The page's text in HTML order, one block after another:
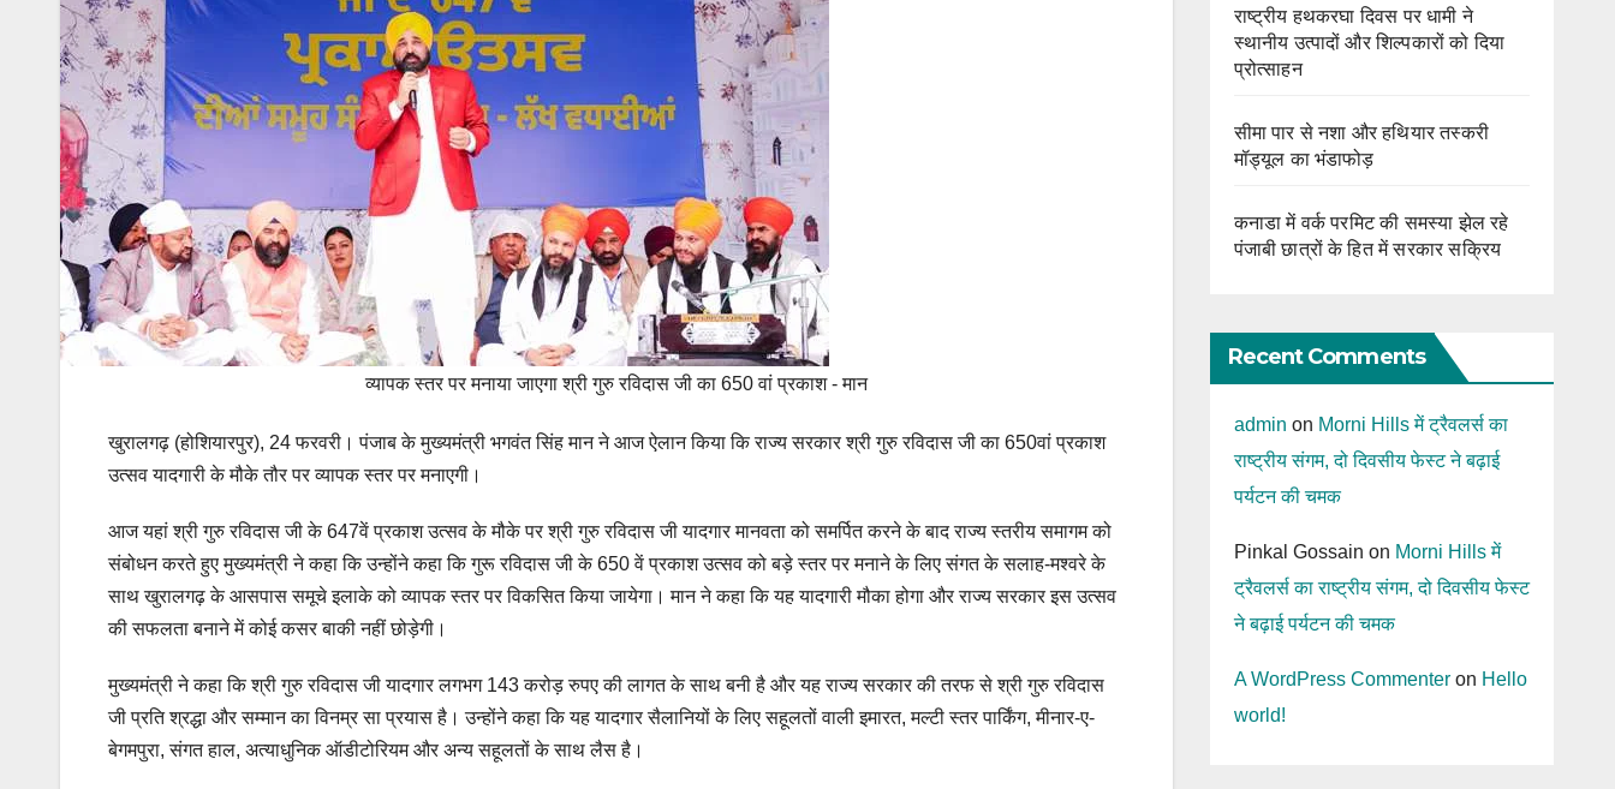
व्यापक स्तर पर मनाया जाएगा श्री गुरु रविदास जी का 650 वां प्रकाश - मान
खुरालगढ़ (होशियारपुर), 24 फरवरी। पंजाब के मुख्यमंत्री भगवंत सिंह मान ने आज ऐलान किया कि राज्य सरकार श्री गुरु रविदास जी का 650वां प्रकाश
उत्सव यादगारी के मौके तौर पर व्यापक स्तर पर मनाएगी।
आज यहां श्री गुरु रविदास जी के 647वें प्रकाश उत्सव के मौके पर श्री गुरु रविदास जी यादगार मानवता को समर्पित करने के बाद राज्य स्तरीय समागम को
संबोधन करते हुए मुख्यमंत्री ने कहा कि उन्होंने कहा कि गुरू रविदास जी के 650 वें प्रकाश उत्सव को बड़े स्तर पर मनाने के लिए संगत के सलाह-मश्वरे के
साथ खुरालगढ़ के आसपास समूचे इलाके को व्यापक स्तर पर विकसित किया जायेगा। मान ने कहा कि यह यादगारी मौका होगा और राज्य सरकार इस उत्सव
की सफलता बनाने में कोई कसर बाकी नहीं छोड़ेगी।
मुख्यमंत्री ने कहा कि श्री गुरु रविदास जी यादगार लगभग 143 करोड़ रुपए की लागत के साथ बनी है और यह राज्य सरकार की तरफ से श्री गुरु रविदास
जी प्रति श्रद्धा और सम्मान का विनम्र सा प्रयास है। उन्होंने कहा कि यह यादगार सैलानियों के लिए सहूलतों वाली इमारत, मल्टी स्तर पार्किंग, मीनार-ए-
बेगमपुरा, संगत हाल, अत्याधुनिक ऑडीटोरियम और अन्य सहूलतों के साथ लैस है।
राष्ट्रीय हथकरघा दिवस पर धामी ने
स्थानीय उत्पादों और शिल्पकारों को दिया
प्रोत्साहन
सीमा पार से नशा और हथियार तस्करी
मॉड्यूल का भंडाफोड़
कनाडा में वर्क परमिट की समस्या झेल रहे
पंजाबी छात्रों के हित में सरकार सक्रिय
Recent Comments
admin on Morni Hills में ट्रैवलर्स का
राष्ट्रीय संगम, दो दिवसीय फेस्ट ने बढ़ाई
पर्यटन की चमक
Pinkal Gossain on Morni Hills में
ट्रैवलर्स का राष्ट्रीय संगम, दो दिवसीय फेस्ट
ने बढ़ाई पर्यटन की चमक
A WordPress Commenteron Hello
world!